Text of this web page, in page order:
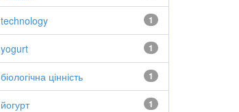
1
technology
1
yogurt
1
біологічна цінність
1
йогурт